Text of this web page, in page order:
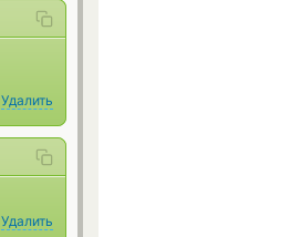
Удалить
Удалить